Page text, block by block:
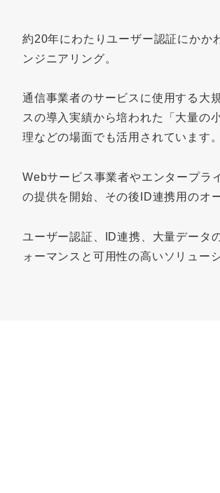
約20年にわたりユーザー認証にかか
ンジニアリング。
通信事業者のサービスに使用する大
スの導入実績から培われた「大量の
理などの場面でも活用されています。
Webサービス事業者やエンタープラ
の提供を開始、その後ID連携用のオ
ユーザー認証、ID連携、大量データ
ォーマンスと可用性の高いソリュー